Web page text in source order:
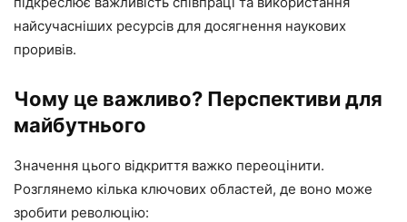
найсучасніших ресурсів для досягнення наукових
проривів.
Чому це важливо? Перспективи для
майбутнього
Значення цього відкриття важко переоцінити.
Розглянемо кілька ключових областей, де воно може
зробити революцію: